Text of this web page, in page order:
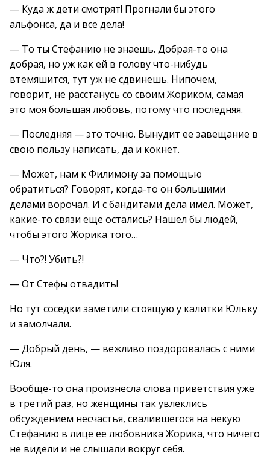
— Куда ж дети смотрят! Прогнали бы этого
альфонса, да и все дела!
— То ты Стефанию не знаешь. Добрая-то она
добрая, но уж как ей в голову что-нибудь
втемяшится, тут уж не сдвинешь. Нипочем,
говорит, не расстанусь со своим Жориком, самая
это моя большая любовь, потому что последняя.
— Последняя — это точно. Вынудит ее завещание в
свою пользу написать, да и кокнет.
— Может, нам к Филимону за помощью
обратиться? Говорят, когда-то он большими
делами ворочал. И с бандитами дела имел. Может,
какие-то связи еще остались? Нашел бы людей,
чтобы этого Жорика того…
— Что?! Убить?!
— От Стефы отвадить!
Но тут соседки заметили стоящую у калитки Юльку
и замолчали.
— Добрый день, — вежливо поздоровалась с ними
Юля.
Вообще-то она произнесла слова приветствия уже
в третий раз, но женщины так увлеклись
обсуждением несчастья, свалившегося на некую
Стефанию в лице ее любовника Жорика, что ничего
не видели и не слышали вокруг себя.